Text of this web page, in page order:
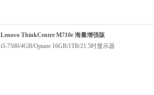
Lenovo ThinkCentre M710e 海量增强版
i5-7500/4GB/Optane 16GB/1TB/21.5吋显示器